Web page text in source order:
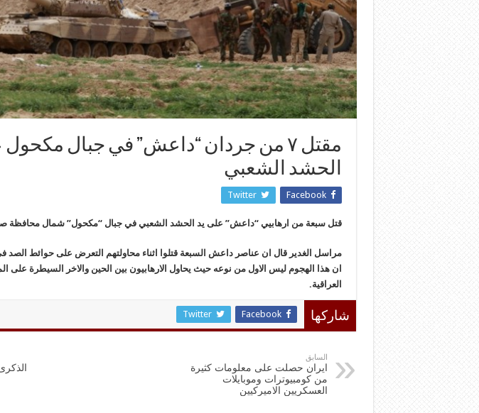
مقتل ٧ من جردان “داعش” في جبال
الحشد الشعبي
Facebook
Twitter
قتل سبعة من ارهابيي “داعش” على يد الحشد الشعبي في جبال “مكحول” شمال محافظة
مراسل الغدير قال ان عناصر داعش السبعة قتلوا اثناء محاولتهم التعرض على حوائط الصد في
ان هذا الهجوم ليس الاول من نوعه حيث يحاول الارهابيون بين الحين والاخر السيطرة على
العراقية.
شاركها Facebook
Twitter
السابق
ايران حصلت على معلومات كثيرة
من كومبيوترات وموبايلات
العسكريين الاميركيين